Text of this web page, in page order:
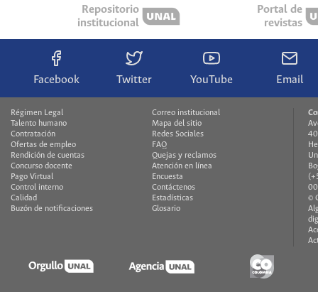
Repositorio
institucional
Portal de
revistas
Facebook Twitter YouTube Email
Régimen Legal
Talento humano
Contratación
Ofertas de empleo
Rendición de cuentas
Concurso docente
Pago Virtual
Control interno
Calidad
Buzón de notificaciones
Correo institucional
Mapa del sitio
Redes Sociales
FAQ
Quejas y reclamos
Atención en línea
Encuesta
Contáctenos
Estadísticas
Glosario
©